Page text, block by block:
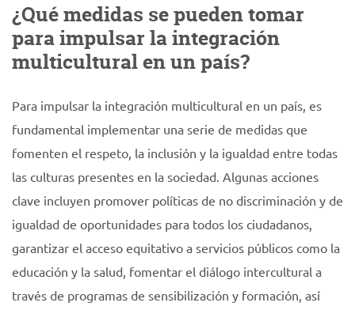
¿Qué medidas se pueden tomar
para impulsar la integración
multicultural en un país?
Para impulsar la integración multicultural en un país, es
fundamental implementar una serie de medidas que
fomenten el respeto, la inclusión y la igualdad entre todas
las culturas presentes en la sociedad. Algunas acciones
clave incluyen promover políticas de no discriminación y de
igualdad de oportunidades para todos los ciudadanos,
garantizar el acceso equitativo a servicios públicos como la
educación y la salud, fomentar el diálogo intercultural a
través de programas de sensibilización y formación, así